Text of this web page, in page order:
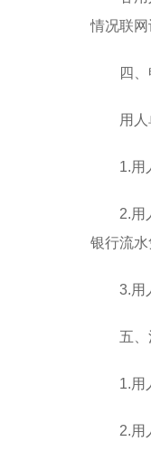
情况联网
四
用
1.用
2.用
银行流水
3.用
五
1.用
2.用